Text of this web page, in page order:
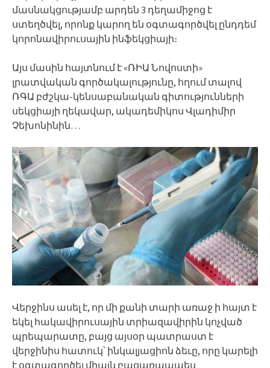
մասնակցությամբ արդեն 3 դեղամիջոց է
ստեղծվել, որոնք կարող են օգտագործվել ընդդեմ
կորոնավիրուսային ինֆեկցիայի։
Այս մասին հայտնում է «ՌԻԱ Նովոստի»
լրատվական գործակալությունը, հղում տալով
ՌԳԱ բժշկա-կենսաբանական գիտությունների
սեկցիայի ղեկավար, ակադեմիկոս Վլադիմիր
Չեխոնինին…
Վերջինս ասել է, որ մի քանի տարի առաջ ի հայտ է
եկել հակավիրուսային տրիազավիրին կոչված
պրեպարատը, բայց այսօր պատրաստ է
վերջինիս հատուկ՝ ինկալյացիոն ձեւը, որը կարելի
է օգտագործել միայն բացառապաես